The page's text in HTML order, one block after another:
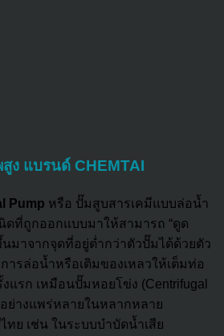
ง แบรนด์ CHEMTAI
Pump หรือ ปั๊มสูบสารเคมีแบบล่อน้ำ
ดที่ถูกออกแบบมาให้สามารถ “ดูด
มาจากจุดที่อยู่ต่ำกว่าตัวปั๊มได้ด้วยตัว
การล่อน้ำหรือเติมของเหลวให้เต็มท่อ
แรก เหมือนปั๊มหอยโข่ง (Centrifugal
ย่างแพร่หลายในหลากหลาย
ทย เช่น ในระบบบำบัดน้ำเสีย